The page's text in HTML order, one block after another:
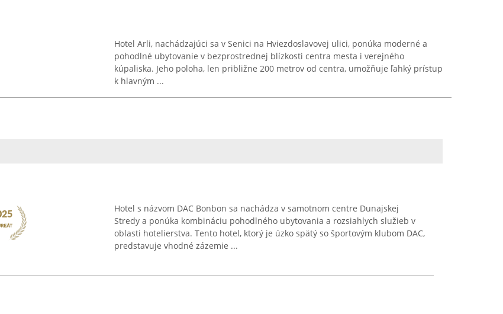
Hotel Arli, nachádzajúci sa v Senici na Hviezdoslavovej ulici, ponúka moderné a
pohodlné ubytovanie v bezprostrednej blízkosti centra mesta i verejného
kúpaliska. Jeho poloha, len približne 200 metrov od centra, umožňuje ľahký prístup
k hlavným ...
Hotel s názvom DAC Bonbon sa nachádza v samotnom centre Dunajskej
Stredy a ponúka kombináciu pohodlného ubytovania a rozsiahlych služieb v
oblasti hotelierstva. Tento hotel, ktorý je úzko spätý so športovým klubom DAC,
predstavuje vhodné zázemie ...